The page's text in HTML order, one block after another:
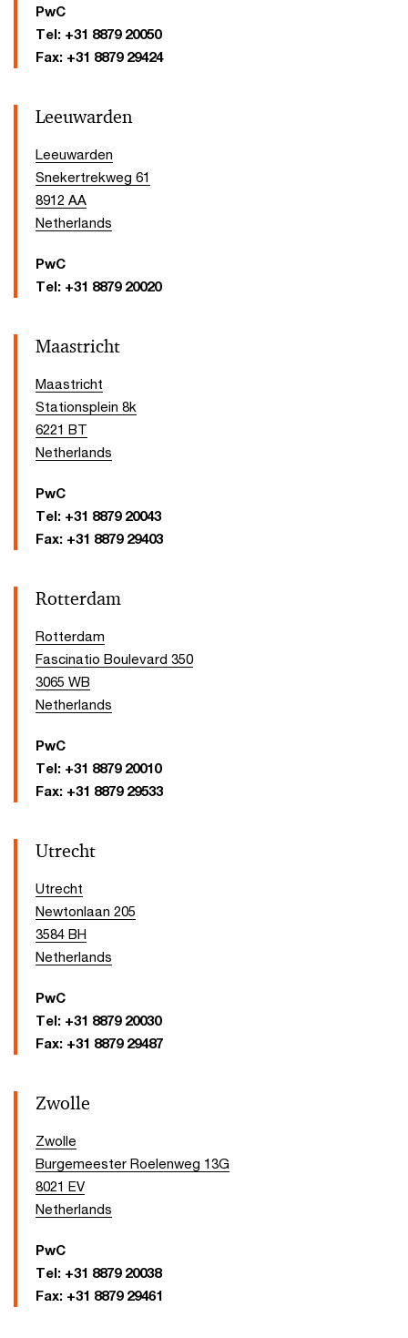
PwC
Tel: +31 8879 20050
Fax: +31 8879 29424
Leeuwarden
Leeuwarden
Snekertrekweg 61
8912 AA
Netherlands
PwC
Tel: +31 8879 20020
Maastricht
Maastricht
Stationsplein 8k
6221 BT
Netherlands
PwC
Tel: +31 8879 20043
Fax: +31 8879 29403
Rotterdam
Rotterdam
Fascinatio Boulevard 350
3065 WB
Netherlands
PwC
Tel: +31 8879 20010
Fax: +31 8879 29533
Utrecht
Utrecht
Newtonlaan 205
3584 BH
Netherlands
PwC
Tel: +31 8879 20030
Fax: +31 8879 29487
Zwolle
Zwolle
Burgemeester Roelenweg 13G
8021 EV
Netherlands
PwC
Tel: +31 8879 20038
Fax: +31 8879 29461